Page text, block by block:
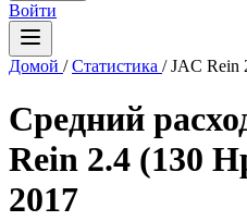
Войти
Домой / Статистика / JAC Rein
Средний
Rein 2.4 (130
2017